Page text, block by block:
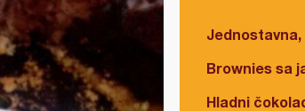
Jednostavna,
Brownies sa
Hladni